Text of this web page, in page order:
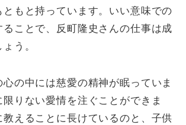
ともと持っています。いい意味での
ることで、反町隆史さんの仕事は成
う。
の中には慈愛の精神が眠っていま
りない愛情を注ぐことができま
えることに長けているのと、子供